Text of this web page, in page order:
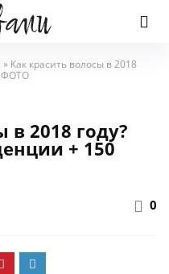
» Как красить волосы в 2018
ФОТО
в 2018 году?
+ 150
0